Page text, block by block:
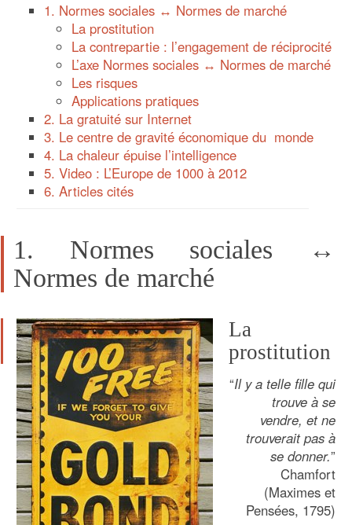
1. Normes sociales ↔ Normes de marché
La prostitution
La contrepartie : l’engagement de réciprocité
L’axe Normes sociales ↔ Normes de marché
Les risques
Applications pratiques
2. La gratuité sur Internet
3. Le centre de gravité économique du monde
4. La chaleur épuise l’intelligence
5. Video : L’Europe de 1000 à 2012
6. Articles cités
1. Normes sociales ↔
Normes de marché
La
prostitution
“Il y a telle fille qui
trouve à se
vendre, et ne
trouverait pas à
se donner.”
Chamfort
(Maximes et
Pensées, 1795)